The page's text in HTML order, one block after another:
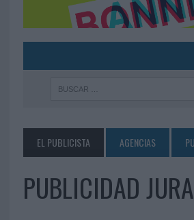
EL PUBLICISTA AGENCIAS
PUBLICIDAD